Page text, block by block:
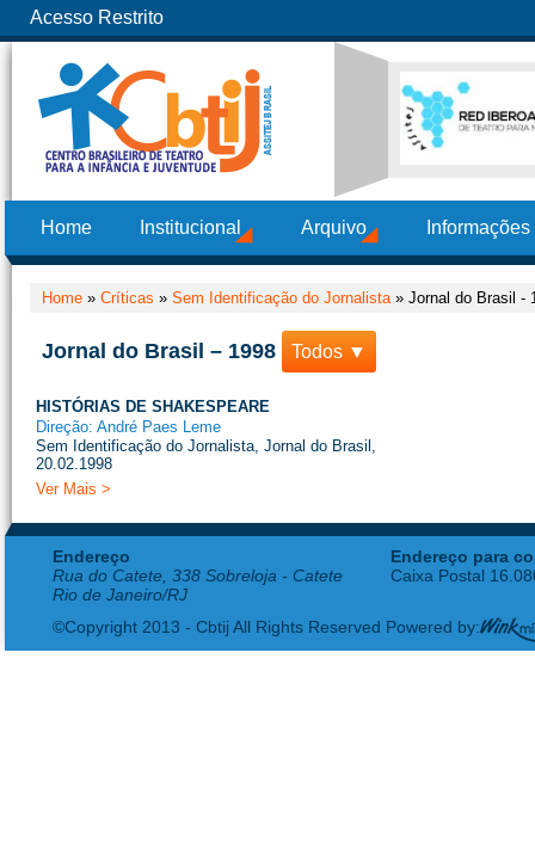
Acesso Restrito
Home Institucional Arquivo
Home » Críticas » Sem Identificação do Jornalista» Jornal do Brasil -
Jornal do Brasil – 1998 Todos ▼
HISTÓRIAS DE SHAKESPEARE
Direção: André Paes Leme
Sem Identificação do Jornalista, Jornal do Brasil,
20.02.1998
Ver Mais >
Endereço
Rua do Catete, 338 Sobreloja - Catete
Rio de Janeiro/RJ
Endereço para
Caixa Postal
©Copyright 2013 - Cbtij All Rights Reserved Powered by: